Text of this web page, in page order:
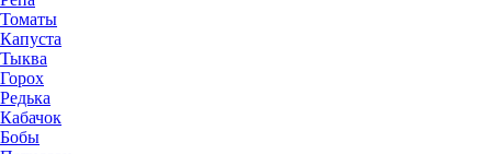
Томаты
Капуста
Тыква
Горох
Редька
Кабачок
Бобы